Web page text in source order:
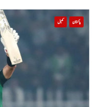
پاکستان کھیل